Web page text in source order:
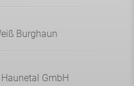
Burghaun
GmbH